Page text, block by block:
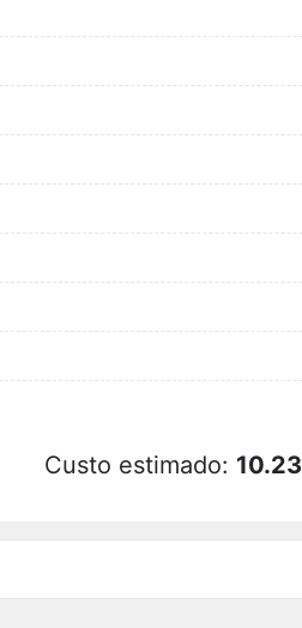
Custo estimado: 10.23